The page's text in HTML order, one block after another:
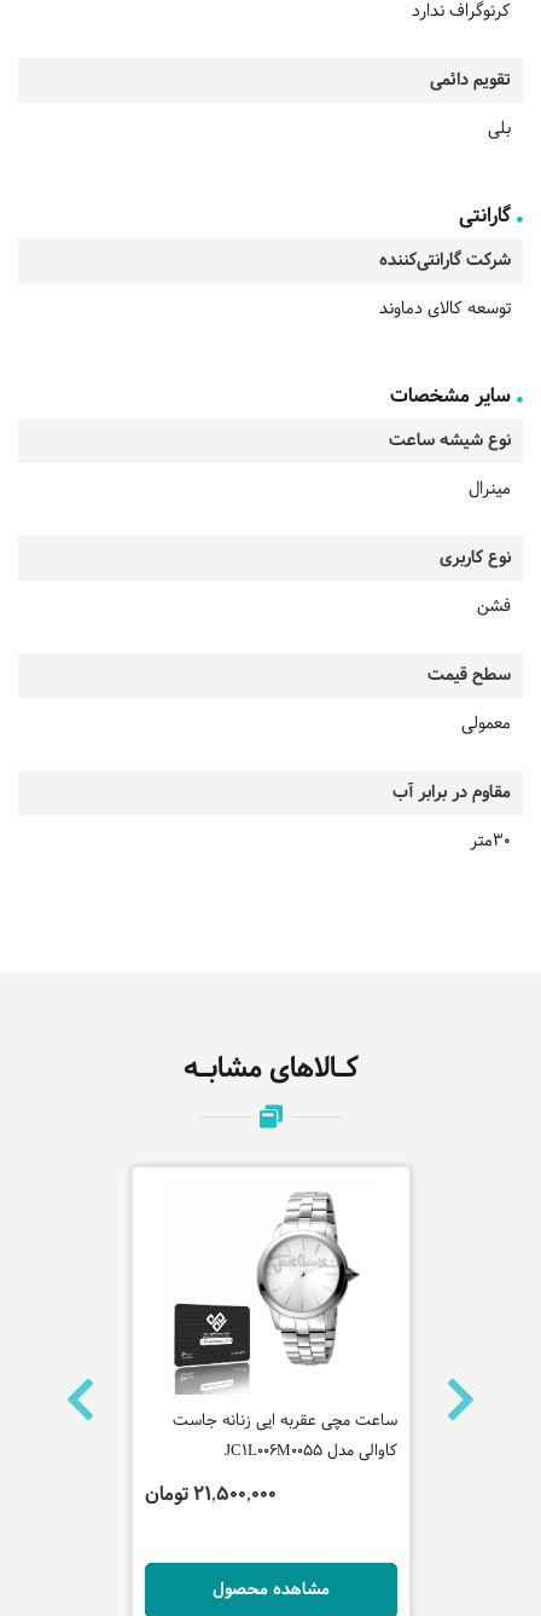
کرنوگراف ندارد
تقویم دائمی
بلی
گارانتی
شرکت گارانتی‌کننده
توسعه کالای دماوند
سایر مشخصات
نوع شیشه ساعت
مینرال
نوع کاربری
فشن
سطح قیمت
معمولی
مقاوم در برابر آب
30متر
کـالاهای مشابـه
ساعت مچی
ساعت مچی عقربه ایی زنانه جاست
کاوالی مدل JC1L006M0055
21,500,000 تومان
مشاهده محصول